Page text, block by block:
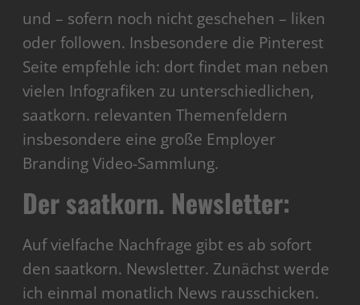
und – sofern noch nicht geschehen – liken
oder followen. Insbesondere die Pinterest
Seite empfehle ich: dort findet man neben
vielen Infografiken zu unterschiedlichen,
saatkorn. relevanten Themenfeldern
insbesondere eine große Employer
Branding Video-Sammlung.
Der saatkorn. Newsletter:
Auf vielfache Nachfrage gibt es ab sofort
den saatkorn. Newsletter. Zunächst werde
ich einmal monatlich News rausschicken.